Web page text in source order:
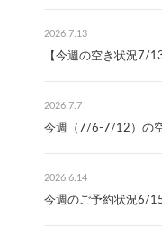
2026.7.13
【今週の空き状況7/
2026.7.7
今週（7/6-7/12）の
2026.6.14
今週のご予約状況6/